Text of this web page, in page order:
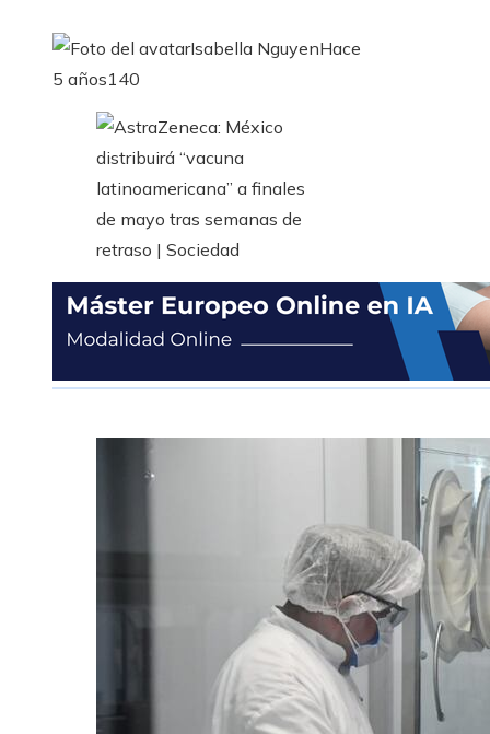
Isabella NguyenHace
5 años140